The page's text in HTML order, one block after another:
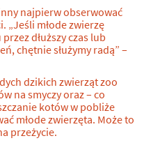
najpierw obserwować
„Jeśli młode zwierzę
dłuższy czas lub
chętnie służymy radą” –
dzikich zwierząt zoo
na smyczy oraz – co
kotów w pobliże
młode zwierzęta. Może to
przeżycie.